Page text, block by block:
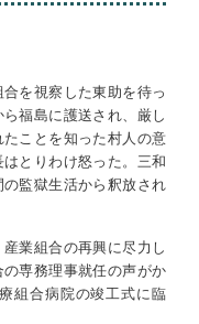
を視察した東助を待っ
福島に護送され、厳し
ことを知った村人の意
とりわけ怒った。三和
監獄生活から釈放され
業組合の再興に尽力し
専務理事就任の声がか
組合病院の竣工式に臨